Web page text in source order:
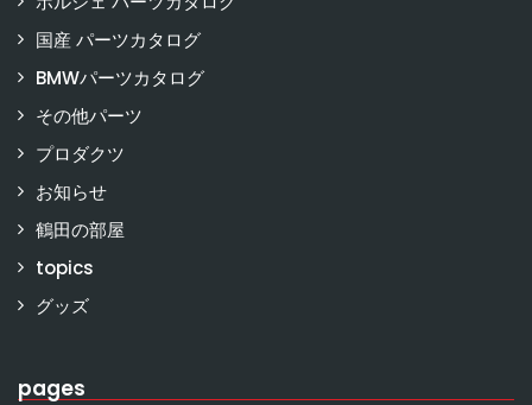
国産 パーツカタログ
BMWパーツカタログ
その他パーツ
プロダクツ
お知らせ
鶴田の部屋
topics
グッズ
pages